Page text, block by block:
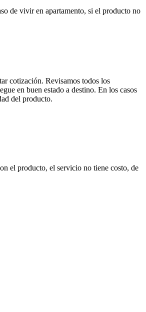
de vivir en apartamento, si el producto no
cotización. Revisamos todos los
en buen estado a destino. En los casos
del producto.
el producto, el servicio no tiene costo, de